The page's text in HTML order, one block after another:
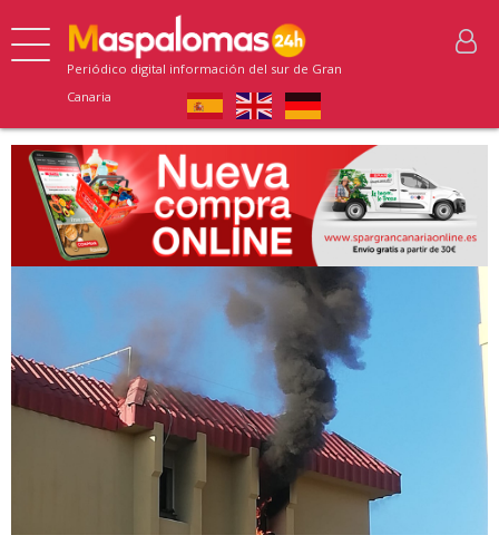
Periódico digital información del sur de Gran
Canaria